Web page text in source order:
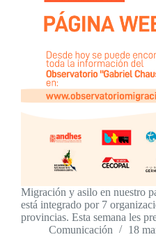
Migración y asilo en nuestro
está integrado por 7
provincias. Esta semana les
Comunicación
18